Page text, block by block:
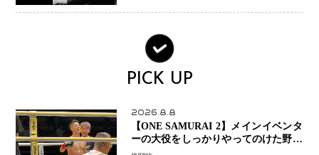
PICK UP
2026.8.8
【ONE SAMURAI 2】メインイベンタ
ーの大役をしっかりやってのけた野杁
正明が衝撃のリベンジ！ リウ・メン